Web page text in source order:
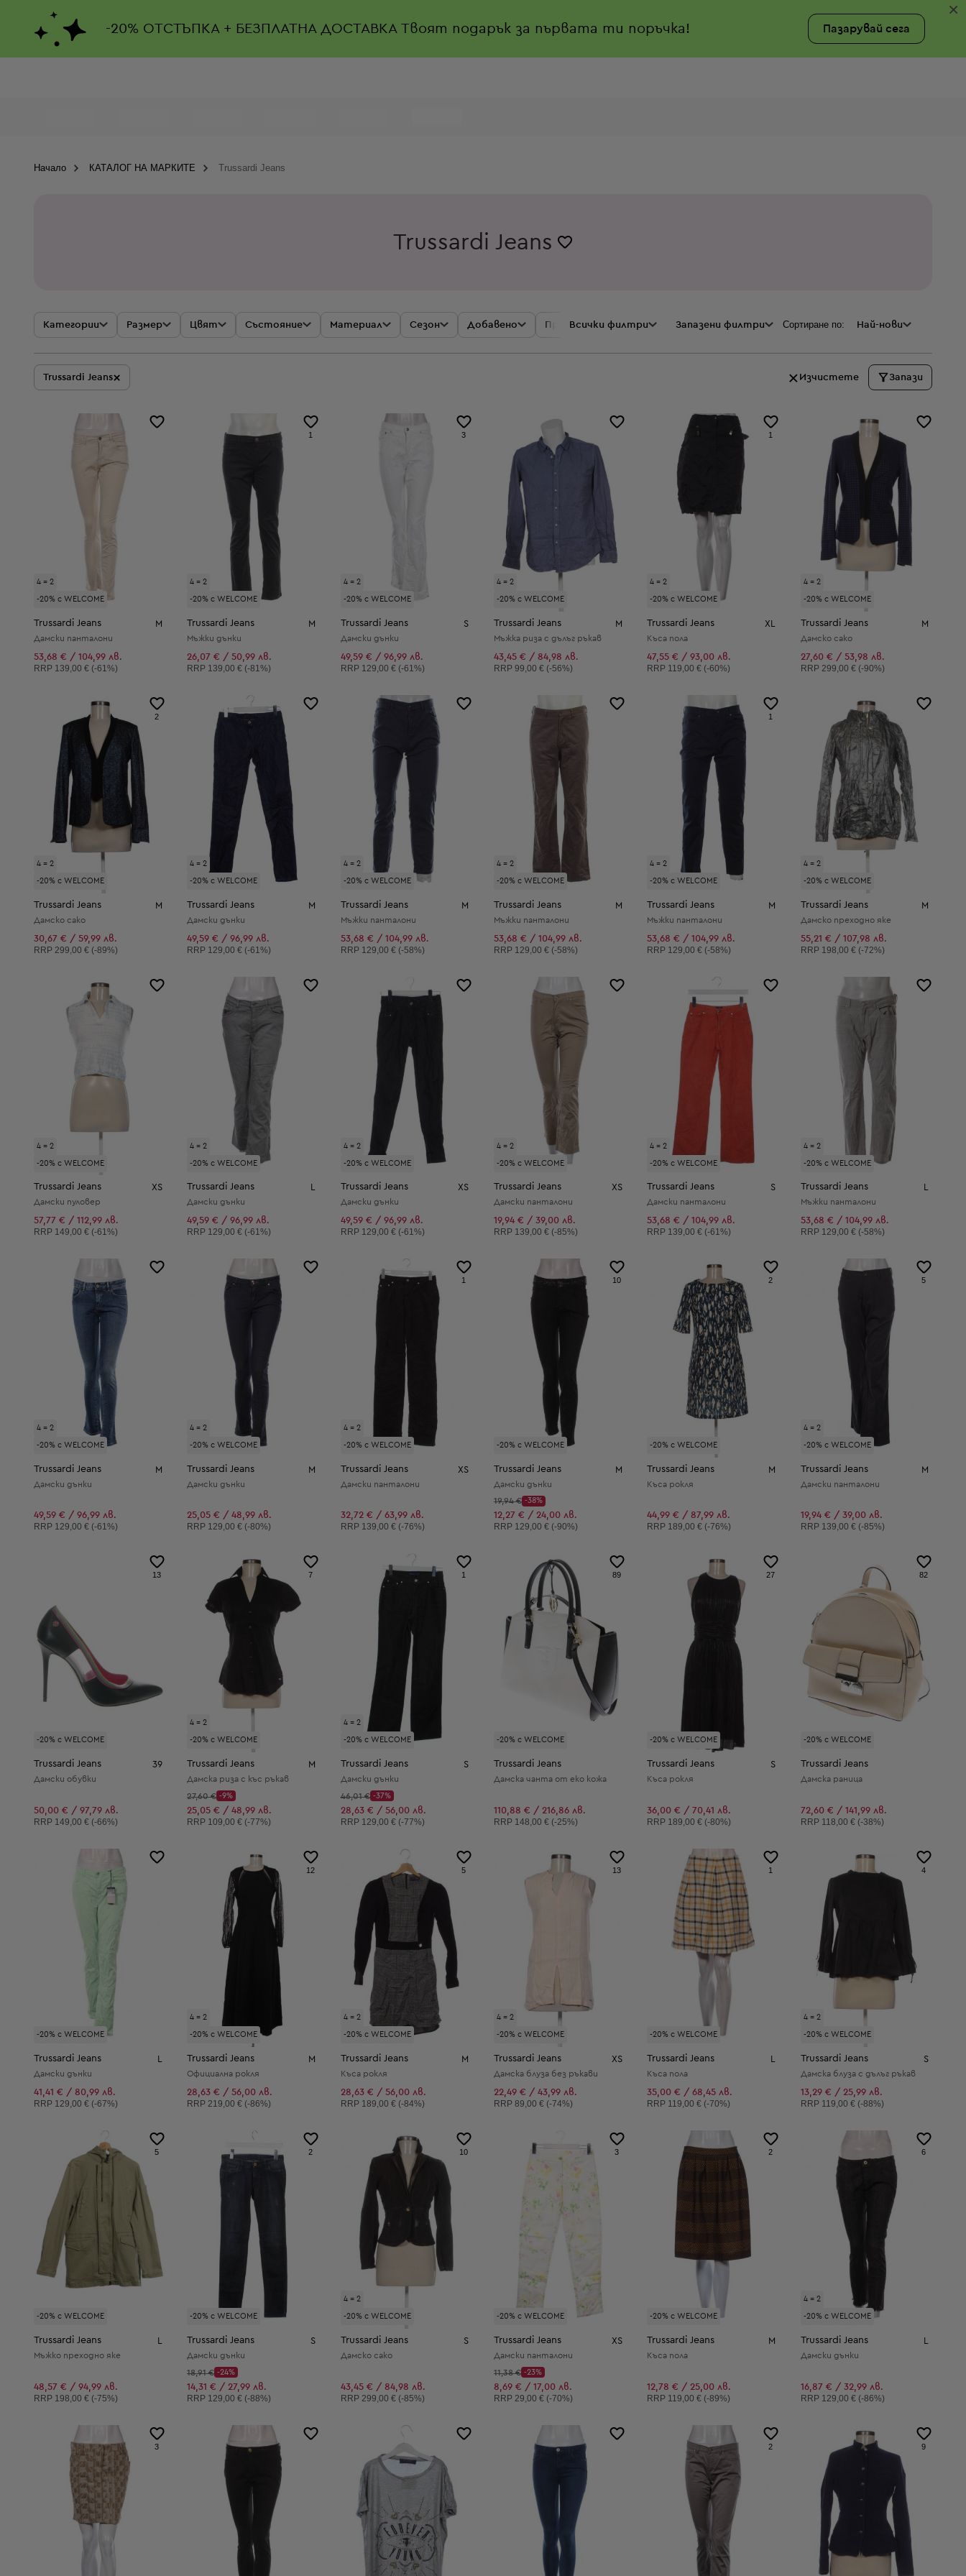
-20% ОТСТЪПКА + БЕЗПЛАТНА ДОСТАВКАТвоят подарък за първата ти поръчка! Пазарувай сега
×
Начало КАТАЛОГ НА МАРКИТЕ Trussardi Jeans
Trussardi Jeans
Категории Размер Цвят Състояние Материал Сезон Добавено Промоции Цена
Всички филтри Запазени филтри Сортиране по: Най-нови
Trussardi Jeans× Изчистете Запази
4 = 2
-20% с WELCOME
Trussardi Jeans M
Дамски панталони
53,68 € / 104,99 лв.
Препоръчителна цена:
RRP 139,00 € (-61%)
4 = 2
-20% с WELCOME
1
Trussardi Jeans M
Мъжки дънки
26,07 € / 50,99 лв.
Препоръчителна цена:
RRP 139,00 € (-81%)
4 = 2
-20% с WELCOME
3
Trussardi Jeans S
Дамски дънки
49,59 € / 96,99 лв.
Препоръчителна цена:
RRP 129,00 € (-61%)
4 = 2
-20% с WELCOME
Trussardi Jeans M
Мъжка риза с дълъг ръкав
43,45 € / 84,98 лв.
Препоръчителна цена:
RRP 99,00 € (-56%)
4 = 2
-20% с WELCOME
1
Trussardi Jeans XL
Къса пола
47,55 € / 93,00 лв.
Препоръчителна цена:
RRP 119,00 € (-60%)
4 = 2
-20% с WELCOME
Trussardi Jeans M
Дамско сако
27,60 € / 53,98 лв.
Препоръчителна цена:
RRP 299,00 € (-90%)
4 = 2
-20% с WELCOME
2
Trussardi Jeans M
Дамско сако
30,67 € / 59,99 лв.
Препоръчителна цена:
RRP 299,00 € (-89%)
4 = 2
-20% с WELCOME
Trussardi Jeans M
Дамски дънки
49,59 € / 96,99 лв.
Препоръчителна цена:
RRP 129,00 € (-61%)
4 = 2
-20% с WELCOME
Trussardi Jeans M
Мъжки панталони
53,68 € / 104,99 лв.
Препоръчителна цена:
RRP 129,00 € (-58%)
4 = 2
-20% с WELCOME
Trussardi Jeans M
Мъжки панталони
53,68 € / 104,99 лв.
Препоръчителна цена:
RRP 129,00 € (-58%)
4 = 2
-20% с WELCOME
1
Trussardi Jeans M
Мъжки панталони
53,68 € / 104,99 лв.
Препоръчителна цена:
RRP 129,00 € (-58%)
4 = 2
-20% с WELCOME
Trussardi Jeans M
Дамско преходно яке
55,21 € / 107,98 лв.
Препоръчителна цена:
RRP 198,00 € (-72%)
4 = 2
-20% с WELCOME
Trussardi Jeans XS
Дамски пуловер
57,77 € / 112,99 лв.
Препоръчителна цена:
RRP 149,00 € (-61%)
4 = 2
-20% с WELCOME
Trussardi Jeans
Дамски дънки
49,59 € / 96,99 лв.
Препоръчителна цена:
RRP 129,00 € (-61%)
4 = 2
-20% с WELCOME
Trussardi Jeans XS
Дамски дънки
49,59 € / 96,99 лв.
Препоръчителна цена:
RRP 129,00 € (-61%)
4 = 2
-20% с WELCOME
Trussardi Jeans XS
Дамски панталони
19,94 € / 39,00 лв.
Препоръчителна цена:
RRP 139,00 € (-85%)
4 = 2
-20% с WELCOME
Trussardi Jeans S
Дамски панталони
53,68 € / 104,99 лв.
Препоръчителна цена:
RRP 139,00 € (-61%)
4 = 2
-20% с WELCOME
Trussardi Jeans
Мъжки панталони
53,68 € / 104,99 лв.
Препоръчителна цена:
RRP 129,00 € (-58%)
4 = 2
-20% с WELCOME
Trussardi Jeans M
Дамски дънки
49,59 € / 96,99 лв.
Препоръчителна цена:
RRP 129,00 € (-61%)
4 = 2
-20% с WELCOME
Trussardi Jeans M
Дамски дънки
25,05 € / 48,99 лв.
Препоръчителна цена:
RRP 129,00 € (-80%)
4 = 2
-20% с WELCOME
1
Trussardi Jeans XS
Дамски панталони
32,72 € / 63,99 лв.
Препоръчителна цена:
RRP 139,00 € (-76%)
-20% с WELCOME
10
Trussardi Jeans M
Дамски дънки
Начална цена:
19,94 €
Discount Price:
-38%
Намалена цена:
12,27 € / 24,00 лв.
Препоръчителна цена:
RRP 129,00 € (-90%)
-20% с WELCOME
2
Trussardi Jeans M
Къса рокля
44,99 € / 87,99 лв.
Препоръчителна цена:
RRP 189,00 € (-76%)
4 = 2
-20% с WELCOME
5
Trussardi Jeans M
Дамски панталони
19,94 € / 39,00 лв.
Препоръчителна цена:
RRP 139,00 € (-85%)
-20% с WELCOME
13
Trussardi Jeans 39
Дамски обувки
50,00 € / 97,79 лв.
Препоръчителна цена:
RRP 149,00 € (-66%)
4 = 2
-20% с WELCOME
7
Trussardi Jeans M
Дамска риза с къс ръкав
Начална цена:
27,60 €
Discount Price:
-9%
Намалена цена:
25,05 € / 48,99 лв.
Препоръчителна цена:
RRP 109,00 € (-77%)
4 = 2
-20% с WELCOME
1
Trussardi Jeans S
Дамски дънки
Начална цена:
46,01 €
Discount Price:
-37%
Намалена цена:
28,63 € / 56,00 лв.
Препоръчителна цена:
RRP 129,00 € (-77%)
-20% с WELCOME
89
Trussardi Jeans
Дамска чанта от еко кожа
110,88 € / 216,86 лв.
Препоръчителна цена:
RRP 148,00 € (-25%)
-20% с WELCOME
27
Trussardi Jeans S
Къса рокля
36,00 € / 70,41 лв.
Препоръчителна цена:
RRP 189,00 € (-80%)
-20% с WELCOME
82
Trussardi Jeans
Дамска раница
72,60 € / 141,99 лв.
Препоръчителна цена:
RRP 118,00 € (-38%)
-20% с WELCOME
Trussardi Jeans L
Дамски дънки
41,41 € / 80,99 лв.
Препоръчителна цена:
RRP 129,00 € (-67%)
4 = 2
-20% с WELCOME
12
Trussardi Jeans M
Официална рокля
28,63 € / 56,00 лв.
Препоръчителна цена:
RRP 219,00 € (-86%)
4 = 2
-20% с WELCOME
5
Trussardi Jeans M
Къса рокля
28,63 € / 56,00 лв.
Препоръчителна цена:
RRP 189,00 € (-84%)
4 = 2
-20% с WELCOME
13
Trussardi Jeans XS
Дамска блуза без ръкави
22,49 € / 43,99 лв.
Препоръчителна цена:
RRP 89,00 € (-74%)
-20% с WELCOME
1
Trussardi Jeans L
Къса пола
35,00 € / 68,45 лв.
Препоръчителна цена:
RRP 119,00 € (-70%)
4 = 2
-20% с WELCOME
4
Trussardi Jeans S
Дамска блуза с дълъг ръкав
13,29 € / 25,99 лв.
Препоръчителна цена:
RRP 119,00 € (-88%)
-20% с WELCOME
5
Trussardi Jeans L
Мъжко преходно яке
48,57 € / 94,99 лв.
Препоръчителна цена:
RRP 198,00 € (-75%)
-20% с WELCOME
2
Trussardi Jeans S
Дамски дънки
Начална цена:
18,91 €
Discount Price:
-24%
Намалена цена:
14,31 € / 27,99 лв.
Препоръчителна цена:
RRP 129,00 € (-88%)
4 = 2
-20% с WELCOME
10
Trussardi Jeans S
Дамско сако
43,45 € / 84,98 лв.
Препоръчителна цена:
RRP 299,00 € (-85%)
-20% с WELCOME
3
Trussardi Jeans XS
Дамски панталони
Начална цена:
11,38 €
Discount Price:
-23%
Намалена цена:
8,69 € / 17,00 лв.
Препоръчителна цена:
RRP 29,00 € (-70%)
-20% с WELCOME
2
Trussardi Jeans M
Къса пола
12,78 € / 25,00 лв.
Препоръчителна цена:
RRP 119,00 € (-89%)
4 = 2
-20% с WELCOME
6
Trussardi Jeans L
Дамски дънки
16,87 € / 32,99 лв.
Препоръчителна цена:
RRP 129,00 € (-86%)
3 2 9